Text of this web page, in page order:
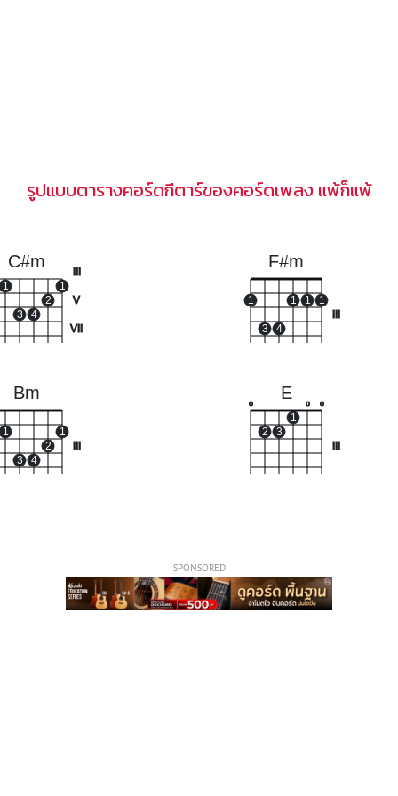
รูปแบบตารางคอร์ดกีตาร์ของคอร์ดเพลง แพ้ก็แพ้
C#m
V
VII
1
3 4
2
1
F#m
1
3 4
1 1 1
Bm
1
3 4
2
1
E
o
2 3
1
o o
SPONSORED